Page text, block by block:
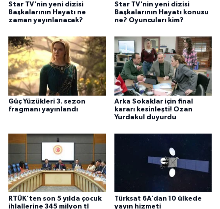
Star TV'nin yeni dizisi
Başkalarının Hayatı ne
zaman yayınlanacak?
Star TV'nin yeni dizisi
Başkalarının Hayatı konusu
ne? Oyuncuları kim?
Güç Yüzükleri 3. sezon
fragmanı yayınlandı
Arka Sokaklar için final
kararı kesinleşti! Ozan
Yurdakul duyurdu
RTÜK’ten son 5 yılda çocuk
ihlallerine 345 milyon tl
Türksat 6A’dan 10 ülkede
yayın hizmeti